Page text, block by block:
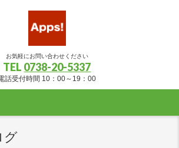
お気軽にお問い合わせください
TEL 0738-20-5337
話受付時間 10：00～19：00
グ